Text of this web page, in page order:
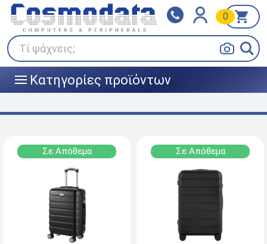
Τί ψάχνεις;
0
||| Κατηγορίες προϊόντων
Klarna
Πληρώστε σε 3
άτοκες δόσεις
BOX NOW
Σε Απόθεμα Σε Απόθεμα